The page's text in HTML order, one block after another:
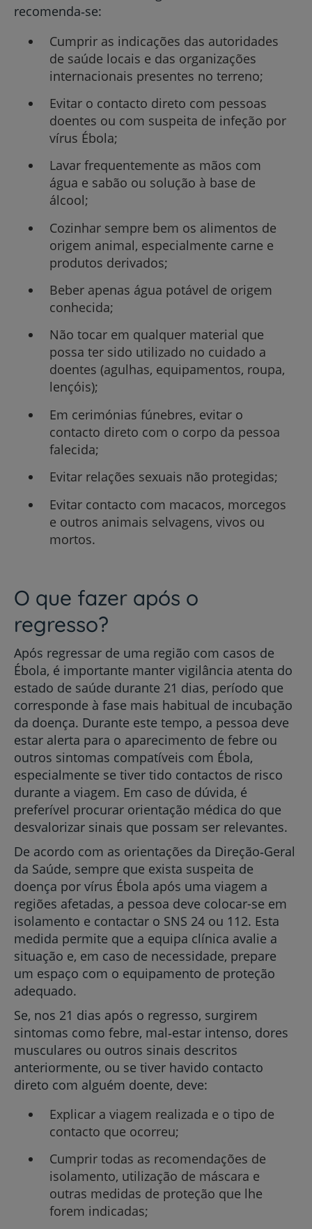
recomenda‑se:
Cumprir as indicações das autoridades
de saúde locais e das organizações
internacionais presentes no terreno;
Evitar o contacto direto com pessoas
doentes ou com suspeita de infeção por
vírus Ébola;
Lavar frequentemente as mãos com
água e sabão ou solução à base de
álcool;
Cozinhar sempre bem os alimentos de
origem animal, especialmente carne e
produtos derivados;
Beber apenas água potável de origem
conhecida;
Não tocar em qualquer material que
possa ter sido utilizado no cuidado a
doentes (agulhas, equipamentos, roupa,
lençóis);
Em cerimónias fúnebres, evitar o
contacto direto com o corpo da pessoa
falecida;
Evitar relações sexuais não protegidas;
Evitar contacto com macacos, morcegos
e outros animais selvagens, vivos ou
mortos.
O que fazer após o
regresso?
Após regressar de uma região com casos de
Ébola, é importante manter vigilância atenta do
estado de saúde durante 21 dias, período que
corresponde à fase mais habitual de incubação
da doença. Durante este tempo, a pessoa deve
estar alerta para o aparecimento de febre ou
outros sintomas compatíveis com Ébola,
especialmente se tiver tido contactos de risco
durante a viagem. Em caso de dúvida, é
preferível procurar orientação médica do que
desvalorizar sinais que possam ser relevantes.
De acordo com as orientações da Direção‑Geral
da Saúde, sempre que exista suspeita de
doença por vírus Ébola após uma viagem a
regiões afetadas, a pessoa deve colocar-se em
isolamento e contactar o SNS 24 ou 112. Esta
medida permite que a equipa clínica avalie a
situação e, em caso de necessidade, prepare
um espaço com o equipamento de proteção
adequado.
Se, nos 21 dias após o regresso, surgirem
sintomas como febre, mal‑estar intenso, dores
musculares ou outros sinais descritos
anteriormente, ou se tiver havido contacto
direto com alguém doente, deve:
Explicar a viagem realizada e o tipo de
contacto que ocorreu;
Cumprir todas as recomendações de
isolamento, utilização de máscara e
outras medidas de proteção que lhe
forem indicadas;